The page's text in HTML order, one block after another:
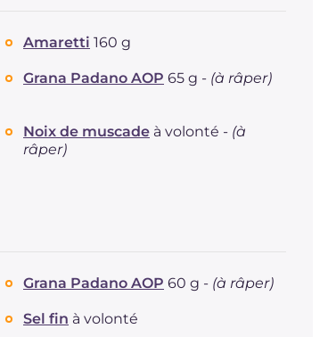
Sodium
Amaretti 160 g
Grana Padano AOP 65 g - (à râper)
Noix de muscade à volonté - (à
râper)
Grana Padano AOP 60 g - (à râper)
Sel fin à volonté